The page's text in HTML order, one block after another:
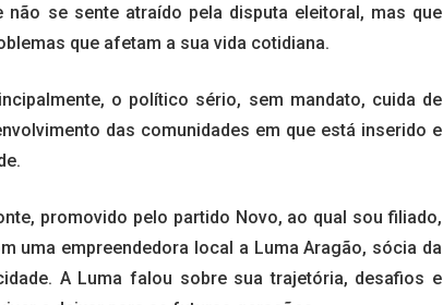
se sente atraído pela disputa eleitoral, mas que
que afetam a sua vida cotidiana.
o político sério, sem mandato, cuida de
das comunidades em que está inserido e
promovido pelo partido Novo, ao qual sou filiado,
uma empreendedora local a Luma Aragão, sócia da
A Luma falou sobre sua trajetória, desafios e